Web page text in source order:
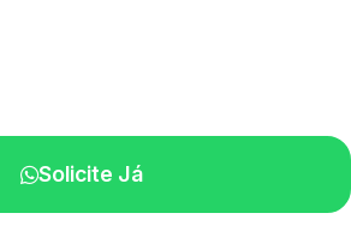
Solicite Já